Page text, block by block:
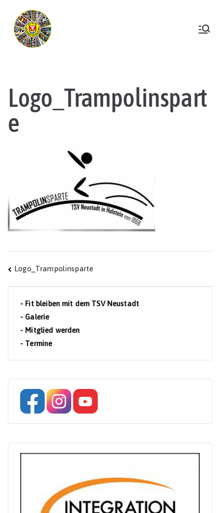
Inhalt
springen
Logo_Trampolinspart
e
Beitragsnavigation
Logo_Trampolinsparte
- Fit bleiben mit dem TSV Neustadt
- Galerie
- Mitglied werden
- Termine